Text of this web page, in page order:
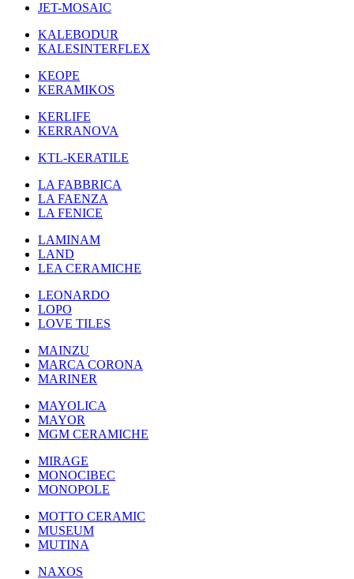
JET-MOSAIC
KALEBODUR
KALESINTERFLEX
KEOPE
KERAMIKOS
KERLIFE
KERRANOVA
KTL-KERATILE
LA FABBRICA
LA FAENZA
LA FENICE
LAMINAM
LAND
LEA CERAMICHE
LEONARDO
LOPO
LOVE TILES
MAINZU
MARCA CORONA
MARINER
MAYOLICA
MAYOR
MGM CERAMICHE
MIRAGE
MONOCIBEC
MONOPOLE
MOTTO CERAMIC
MUSEUM
MUTINA
NAXOS